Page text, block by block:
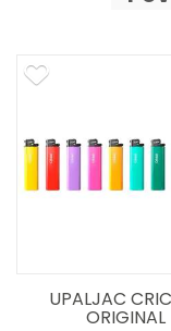
UPALJAC
ORIGINAL